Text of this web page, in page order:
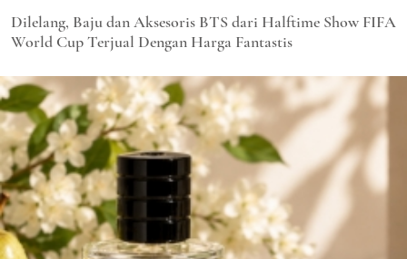
Dilelang, Baju dan Aksesoris BTS dari Halftime Show FIFA
World Cup Terjual Dengan Harga Fantastis